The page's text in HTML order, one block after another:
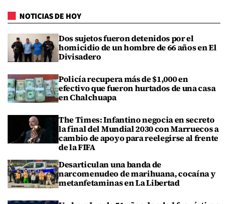
NOTICIAS DE HOY
Dos sujetos fueron detenidos por el
homicidio de un hombre de 66 años en El
Divisadero
Policía recupera más de $1,000 en
efectivo que fueron hurtados de una casa
en Chalchuapa
The Times: Infantino negocia en secreto
la final del Mundial 2030 con Marruecos a
cambio de apoyo para reelegirse al frente
de la FIFA
Desarticulan una banda de
narcomenudeo de marihuana, cocaína y
metanfetaminas en La Libertad